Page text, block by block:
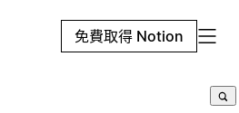
免費取得 Notion